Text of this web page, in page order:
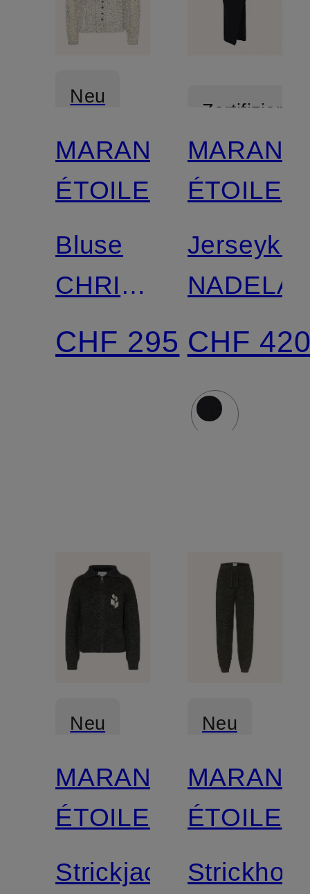
Neu
MARANT
ÉTOILE
Bluse
CHRISTA
mit
Rüschen
CHF 295
Zertifiziert
MARANT
ÉTOILE
NADELA
CHF
Neu
Zertifiziert
MARANT
ÉTOILE
Strickjacke
Neu
Zertifiziert
MARANT
ÉTOILE